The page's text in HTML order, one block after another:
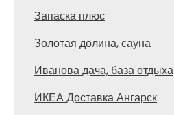
Запаска плюс
Золотая долина, сауна
Иванова дача, база отдыха
ИКЕА Доставка Ангарск